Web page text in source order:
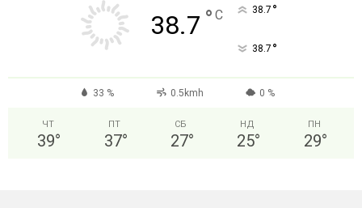
38.7 ° C 38.7 °
38.7 °
33 % 0.5kmh 0 %
ЧТ
39°
ПТ
37°
СБ
27°
НД
25°
ПН
29°